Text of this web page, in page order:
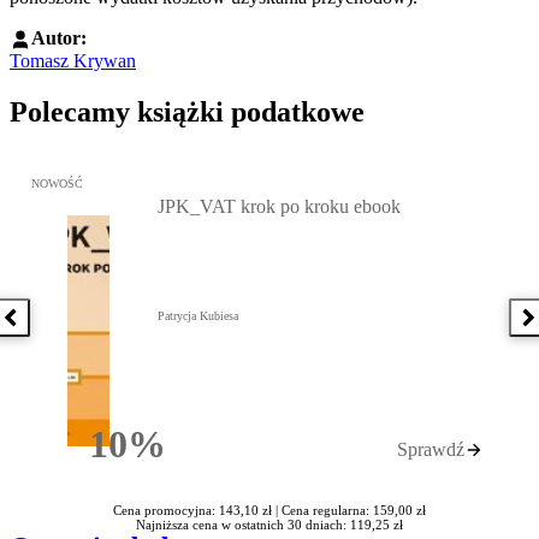
Autor:
Tomasz Krywan
Polecamy książki podatkowe
Poprzednia książka
Przejdź do: JPK_VAT krok po kroku ebook, Patrycja Kubiesa -
NOWOŚĆ
10%Rabatu
JPK_VAT krok po kroku ebook
Patrycja Kubiesa
Sprawdź
Cena promocyjna: 143,10 zł | Cena regularna: 159,00 zł
Najniższa cena w ostatnich 30 dniach: 119,25 zł